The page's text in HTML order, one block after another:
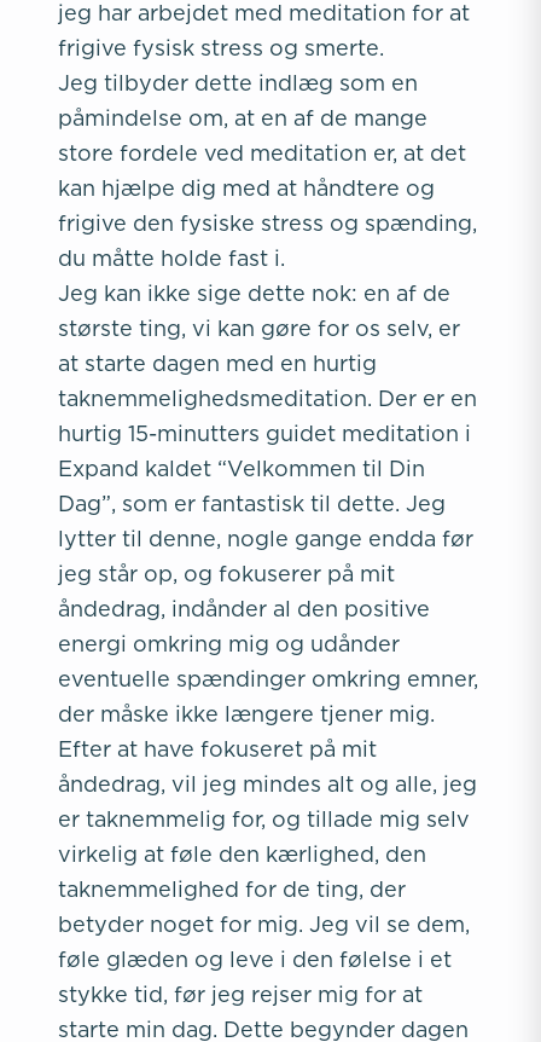
jeg har arbejdet med meditation for at
frigive fysisk stress og smerte.
Jeg tilbyder dette indlæg som en
påmindelse om, at en af de mange
store fordele ved meditation er, at det
kan hjælpe dig med at håndtere og
frigive den fysiske stress og spænding,
du måtte holde fast i.
Jeg kan ikke sige dette nok: en af de
største ting, vi kan gøre for os selv, er
at starte dagen med en hurtig
taknemmelighedsmeditation. Der er en
hurtig 15-minutters guidet meditation i
Expand kaldet “Velkommen til Din
Dag”, som er fantastisk til dette. Jeg
lytter til denne, nogle gange endda før
jeg står op, og fokuserer på mit
åndedrag, indånder al den positive
energi omkring mig og udånder
eventuelle spændinger omkring emner,
der måske ikke længere tjener mig.
Efter at have fokuseret på mit
åndedrag, vil jeg mindes alt og alle, jeg
er taknemmelig for, og tillade mig selv
virkelig at føle den kærlighed, den
taknemmelighed for de ting, der
betyder noget for mig. Jeg vil se dem,
føle glæden og leve i den følelse i et
stykke tid, før jeg rejser mig for at
starte min dag. Dette begynder dagen